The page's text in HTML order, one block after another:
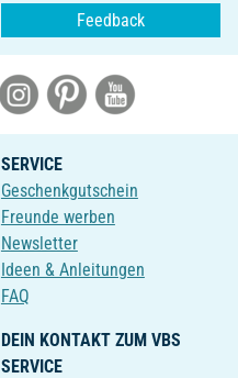
Feedback
SERVICE
Geschenkgutschein
Freunde werben
Newsletter
Ideen & Anleitungen
FAQ
DEIN KONTAKT ZUM VBS
SERVICE